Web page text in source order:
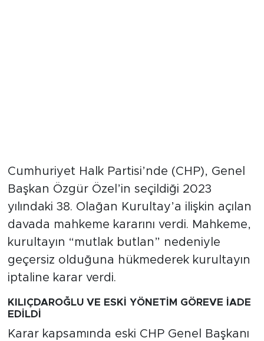
Cumhuriyet Halk Partisi’nde (CHP), Genel
Başkan Özgür Özel’in seçildiği 2023
yılındaki 38. Olağan Kurultay’a ilişkin açılan
davada mahkeme kararını verdi. Mahkeme,
kurultayın “mutlak butlan” nedeniyle
geçersiz olduğuna hükmederek kurultayın
iptaline karar verdi.
KILIÇDAROĞLU VE ESKİ YÖNETİM GÖREVE İADE
EDİLDİ
Karar kapsamında eski CHP Genel Başkanı